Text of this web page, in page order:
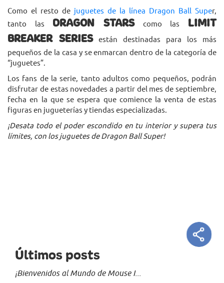
Como el resto de juguetes de la línea Dragon Ball Super,
tanto las DRAGON STARScomo las LIMIT
BREAKER SERIESestán destinadas para los más
pequeños de la casa y se enmarcan dentro de la categoría de
“juguetes”.
Los fans de la serie, tanto adultos como pequeños, podrán
disfrutar de estas novedades a partir del mes de septiembre,
fecha en la que se espera que comience la venta de estas
figuras en jugueterías y tiendas especializadas.
¡Desata todo el poder escondido en tu interior y supera tus
límites, con los juguetes de Dragon Ball Super!
Últimos posts
¡Bienvenidos al Mundo de Mouse I...